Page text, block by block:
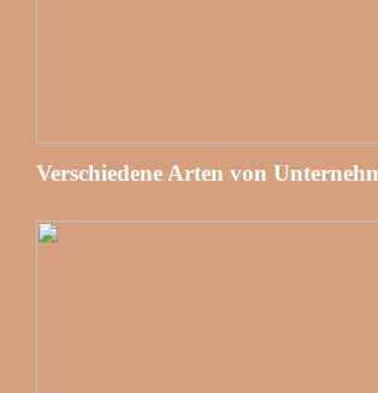
Verschiedene Arten von